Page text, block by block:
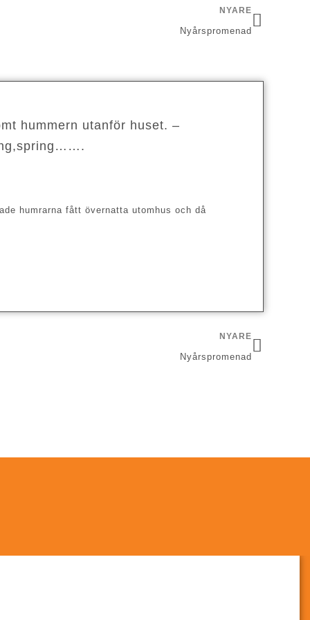
NYARE
Nyårspromenad
hummern utanför huset. –
humrarna fått övernatta utomhus och då
NYARE
Nyårspromenad